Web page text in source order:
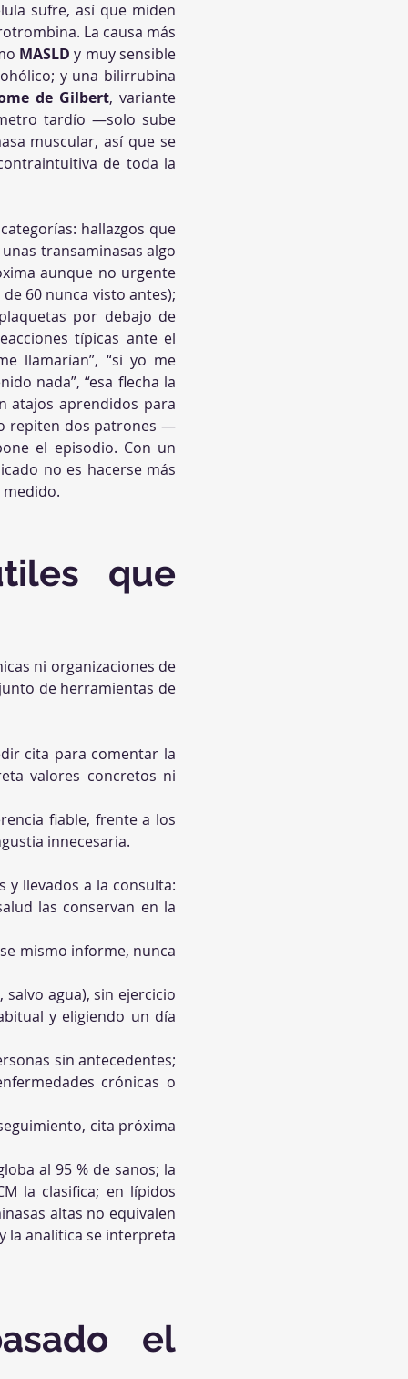
La causa más
MASLD y muy sensible
y una bilirrubina
de Gilbert, variante
tardío —solo sube
muscular, así que se
de toda la
hallazgos que
transaminasas algo
aunque no urgente
60 nunca visto antes);
por debajo de
típicas ante el
llamarían”, “si yo me
nada”, “esa flecha la
atajos aprendidos para
repiten dos patrones —
el episodio. Con un
no es hacerse más
que
ni organizaciones de
de herramientas de
cita para comentar la
valores concretos ni
fiable, frente a los
innecesaria.
y llevados a la consulta:
las conservan en la
mismo informe, nunca
agua), sin ejercicio
y eligiendo un día
sin antecedentes;
crónicas o
cita próxima
al 95 % de sanos; la
la clasifica; en lípidos
altas no equivalen
la analítica se interpreta
el